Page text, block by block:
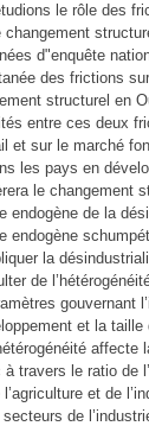
le rôle des
d"enquête
des frictions
structurel en
entre ces deux
et sur le marché
les pays en
le changement
endogène de la
endogène
la
de
gouvernant
et la
affecte
travers le ratio de
et de
de